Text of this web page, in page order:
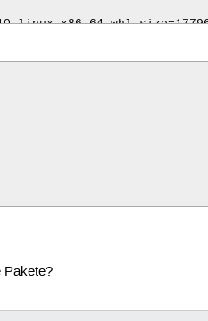
linux_x86_64.whl
4e/
Pakete?